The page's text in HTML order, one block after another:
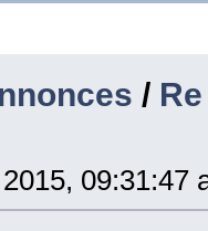
/
09:31:47